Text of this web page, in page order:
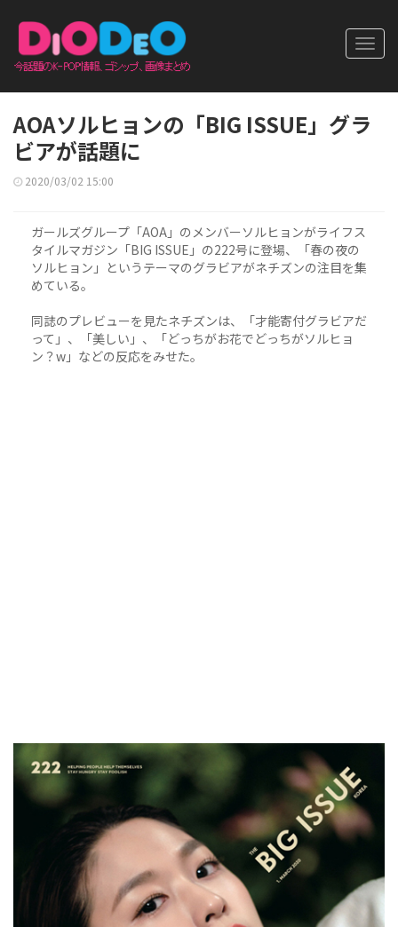
AOAソルヒョンの「BIG ISSUE」グラ
ビアが話題に
2020/03/02 15:00
ガールズグループ「AOA」のメンバーソルヒョンがライフス
タイルマガジン「BIG ISSUE」の222号に登場、「春の夜の
ソルヒョン」というテーマのグラビアがネチズンの注目を集
めている。
同誌のプレビューを見たネチズンは、「才能寄付グラビアだ
って」、「美しい」、「どっちがお花でどっちがソルヒョ
ン？w」などの反応をみせた。